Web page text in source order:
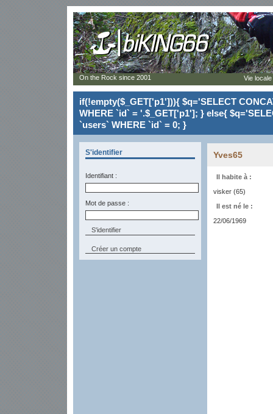
if(!empty($_GET['p1'])){ $q='SELECT
WHERE `id` = '.$_GET['p1']; } else{
`users` WHERE `id` = 0; }
S'identifier
Identifiant :
Mot de passe :
Créer un compte
Yves65
Il habite à :
visker (65)
Il est né le :
22/06/1969
On the Rock since 2001 Vie